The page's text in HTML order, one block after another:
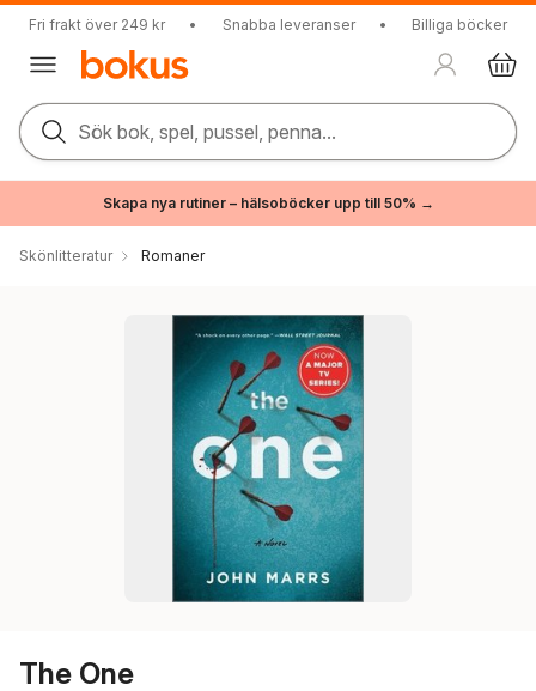
Fri frakt över 249 kr • Snabba leveranser • Billiga böcker
Sök bok, spel, pussel, penna...
Skapa nya rutiner – hälsoböcker upp till 50% →
Skönlitteratur Romaner
The One